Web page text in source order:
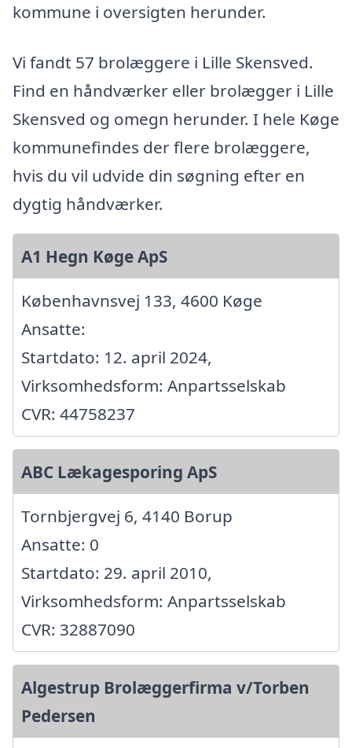
kommune i oversigten herunder.
Vi fandt 57 brolæggere i Lille Skensved.
Find en håndværker eller brolægger i Lille
Skensved og omegn herunder. I hele Køge
kommunefindes der flere brolæggere,
hvis du vil udvide din søgning efter en
dygtig håndværker.
A1 Hegn Køge ApS
Københavnsvej 133, 4600 Køge
Ansatte:
Startdato: 12. april 2024,
Virksomhedsform: Anpartsselskab
CVR: 44758237
ABC Lækagesporing ApS
Tornbjergvej 6, 4140 Borup
Ansatte: 0
Startdato: 29. april 2010,
Virksomhedsform: Anpartsselskab
CVR: 32887090
Algestrup Brolæggerfirma v/Torben
Pedersen